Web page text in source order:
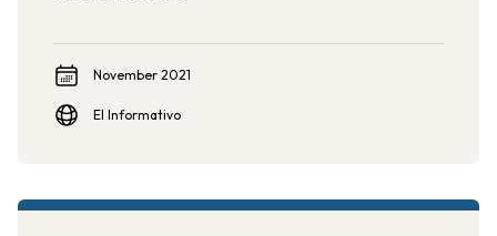
November 2021
El Informativo